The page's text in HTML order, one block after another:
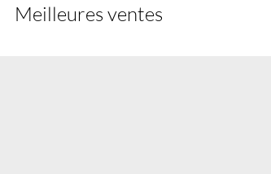
Meilleures ventes